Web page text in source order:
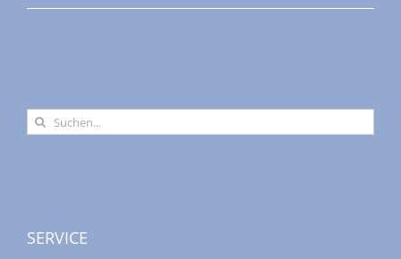
Suche
nach:
SERVICE